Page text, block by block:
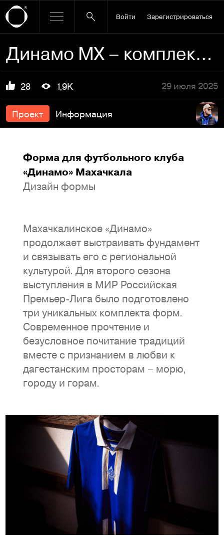
Войти Зарегистрироваться
Динамо МХ – комплекты форм 25/26
28 1,9K 29 июля 2025
Проект Информация
Форма для футбольного клуба
«Динамо» Махачкала
Дизайн формы
Махачкалинское «Динамо»
продолжает выстраивать фундамент
и связывать его с региональной
культурой. Для второго сезона
выступления в МИР Российская
Премьер-Лига было подготовлено
три уникальных комплекта форм.
Современное прочтение и
безусловное почитание традиций
вместе с признанием в любви к
дагестанским просторам – морю,
городу и горам.